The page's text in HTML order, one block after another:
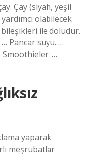
Çay (siyah, yeşil
olabilecek
ile doludur.
Pancar suyu. …
Smoothieler. …
yaparak
meşrubatlar